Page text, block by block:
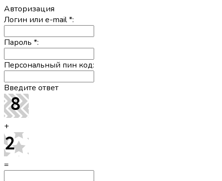
Авторизация
Логин или e-mail*:
Пароль *:
Персональный пин код:
Введите ответ
+
=